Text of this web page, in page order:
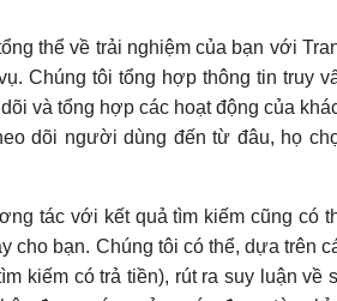
thể về trải nghiệm của bạn với
Chúng tôi tổng hợp thông tin truy
và tổng hợp các hoạt động của
dõi người dùng đến từ đâu, họ
tác với kết quả tìm kiếm cũng có
cho bạn. Chúng tôi có thể, dựa trên
kiếm có trả tiền), rút ​​ra suy luận về